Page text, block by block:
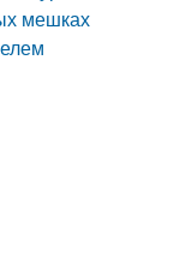
мешках